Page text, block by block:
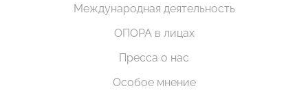
Международная деятельность
ОПОРА в лицах
Пресса о нас
Особое мнение